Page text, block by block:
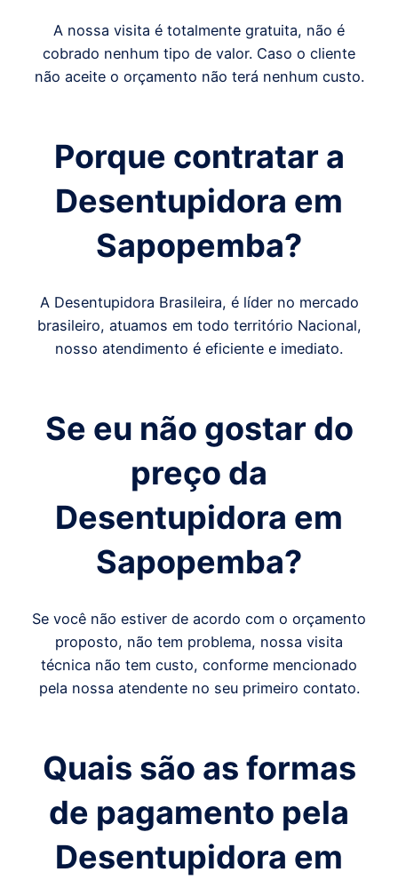
A nossa visita é totalmente gratuita, não é
cobrado nenhum tipo de valor. Caso o cliente
não aceite o orçamento não terá nenhum custo.
Porque contratar a
Desentupidora em
Sapopemba?
A Desentupidora Brasileira, é líder no mercado
brasileiro, atuamos em todo território Nacional,
nosso atendimento é eficiente e imediato.
Se eu não gostar do
preço da
Desentupidora em
Sapopemba?
Se você não estiver de acordo com o orçamento
proposto, não tem problema, nossa visita
técnica não tem custo, conforme mencionado
pela nossa atendente no seu primeiro contato.
Quais são as formas
de pagamento pela
Desentupidora em